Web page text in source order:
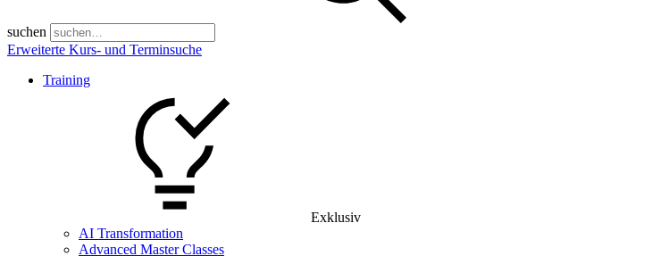
suchen
Erweiterte Kurs- und Terminsuche
Training
Exklusiv
AI Transformation
Advanced Master Classes